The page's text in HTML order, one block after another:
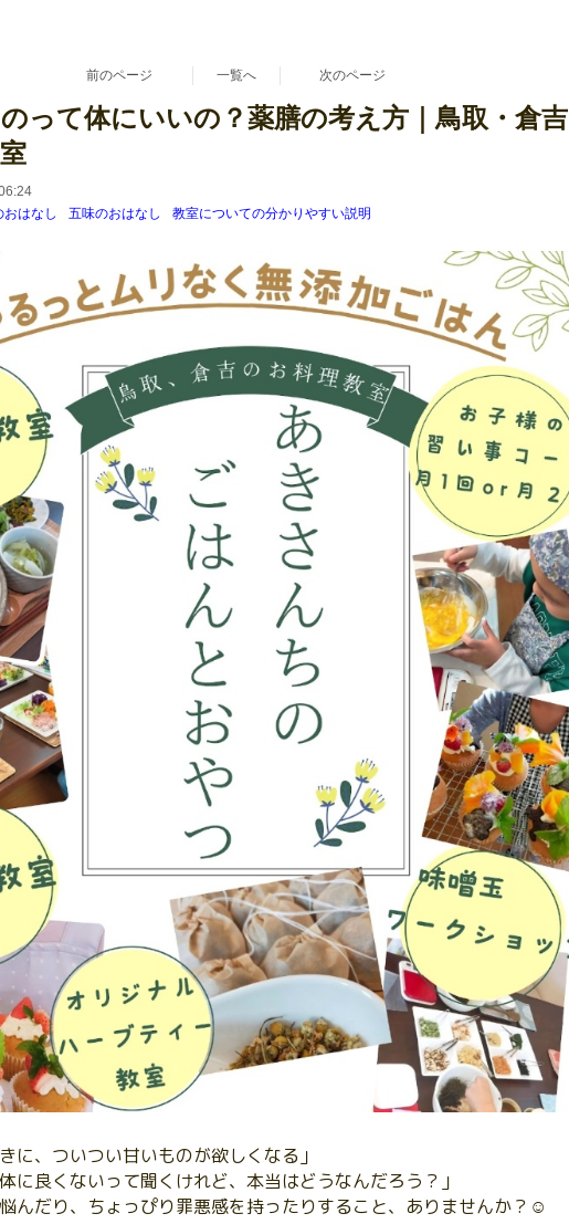
前のページ 一覧へ 次のページ
って体にいいの？薬膳の考え方｜鳥取・倉吉
おはなし 五味のおはなし 教室についての分かりやすい説明
に、ついつい甘いものが欲しくなる」
に良くないって聞くけれど、本当はどうなんだろう？」
んだり、ちょっぴり罪悪感を持ったりすること、ありませんか？☺️